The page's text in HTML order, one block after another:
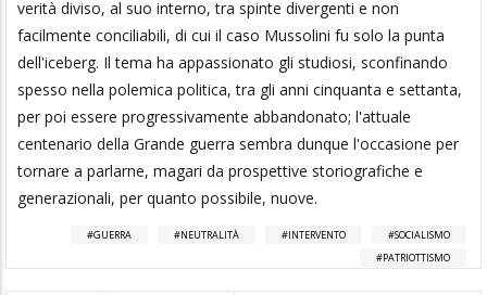
verità diviso, al suo interno, tra spinte divergenti e non
facilmente conciliabili, di cui il caso Mussolini fu solo la punta
dell'iceberg. Il tema ha appassionato gli studiosi, sconfinando
spesso nella polemica politica, tra gli anni cinquanta e settanta,
per poi essere progressivamente abbandonato; l'attuale
centenario della Grande guerra sembra dunque l'occasione per
tornare a parlarne, magari da prospettive storiografiche e
generazionali, per quanto possibile, nuove.
GUERRA NEUTRALITÀ INTERVENTO
SOCIALISMO
PATRIOTTISMO